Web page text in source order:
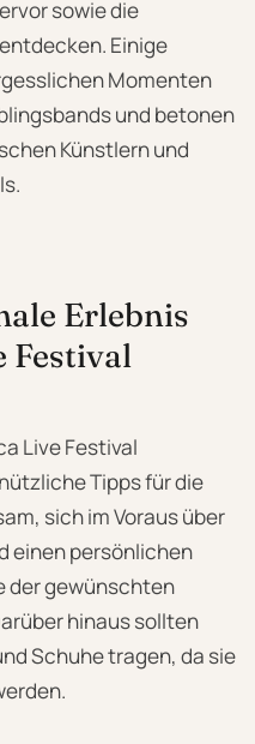
sowie die
Einige
Momenten
und betonen
Künstlern und
Erlebnis
Festival
Live Festival
Tipps für die
sich im Voraus über
einen persönlichen
der gewünschten
hinaus sollten
Schuhe tragen, da sie